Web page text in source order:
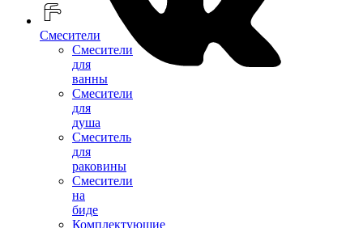
Смесители
Смесители
для
ванны
Смесители
для
душа
Смеситель
для
раковины
Смесители
на
биде
Комплектующие